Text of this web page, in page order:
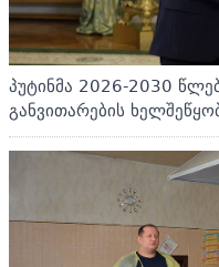
პუტინმა 2026-2030
განვითარების